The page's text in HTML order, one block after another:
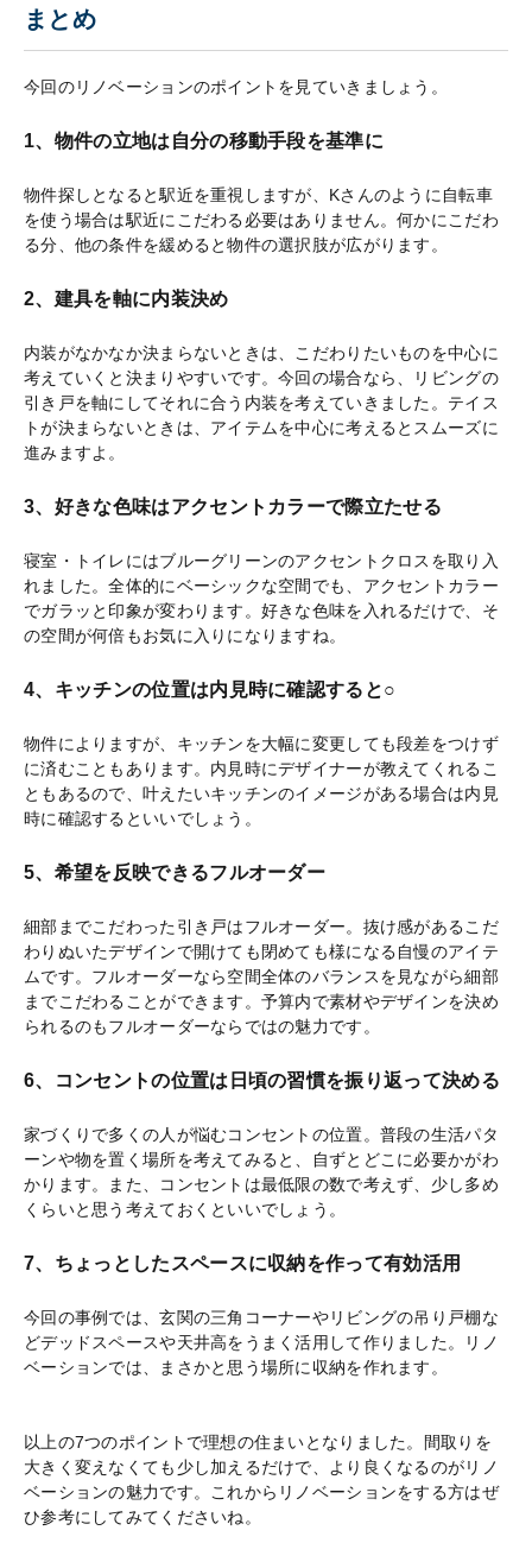
まとめ
今回のリノベーションのポイントを見ていきましょう。
1、物件の立地は自分の移動手段を基準に
物件探しとなると駅近を重視しますが、Kさんのように自転車
を使う場合は駅近にこだわる必要はありません。何かにこだわ
る分、他の条件を緩めると物件の選択肢が広がります。
2、建具を軸に内装決め
内装がなかなか決まらないときは、こだわりたいものを中心に
考えていくと決まりやすいです。今回の場合なら、リビングの
引き戸を軸にしてそれに合う内装を考えていきました。テイス
トが決まらないときは、アイテムを中心に考えるとスムーズに
進みますよ。
3、好きな色味はアクセントカラーで際立たせる
寝室・トイレにはブルーグリーンのアクセントクロスを取り入
れました。全体的にベーシックな空間でも、アクセントカラー
でガラッと印象が変わります。好きな色味を入れるだけで、そ
の空間が何倍もお気に入りになりますね。
4、キッチンの位置は内見時に確認すると○
物件によりますが、キッチンを大幅に変更しても段差をつけず
に済むこともあります。内見時にデザイナーが教えてくれるこ
ともあるので、叶えたいキッチンのイメージがある場合は内見
時に確認するといいでしょう。
5、希望を反映できるフルオーダー
細部までこだわった引き戸はフルオーダー。抜け感があるこだ
わりぬいたデザインで開けても閉めても様になる自慢のアイテ
ムです。フルオーダーなら空間全体のバランスを見ながら細部
までこだわることができます。予算内で素材やデザインを決め
られるのもフルオーダーならではの魅力です。
6、コンセントの位置は日頃の習慣を振り返って決める
家づくりで多くの人が悩むコンセントの位置。普段の生活パタ
ーンや物を置く場所を考えてみると、自ずとどこに必要かがわ
かります。また、コンセントは最低限の数で考えず、少し多め
くらいと思う考えておくといいでしょう。
7、ちょっとしたスペースに収納を作って有効活用
今回の事例では、玄関の三角コーナーやリビングの吊り戸棚な
どデッドスペースや天井高をうまく活用して作りました。リノ
ベーションでは、まさかと思う場所に収納を作れます。
以上の7つのポイントで理想の住まいとなりました。間取りを
大きく変えなくても少し加えるだけで、より良くなるのがリノ
ベーションの魅力です。これからリノベーションをする方はぜ
ひ参考にしてみてくださいね。